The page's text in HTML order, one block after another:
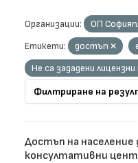
Организации: ОП
Етикети:
достъп
Не са зададени лицензни
Филтриране на
Достъп на
консултативни